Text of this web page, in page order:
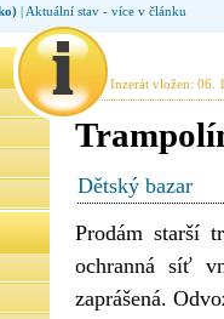
| Aktuální stav - více v článku
Inzerát vložen: 06.
Dětský bazar
Prodám starší
ochranná síť
zaprášená.